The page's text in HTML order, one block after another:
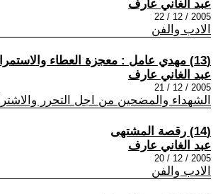
عبد الغاني عارف
2005 / 12 / 22
الادب والفن
(13) مهدي عامل : معجزة العطاء والاستمرارية
عبد الغاني عارف
2005 / 12 / 21
الشهداء والمضحين من اجل التحرر
(14) رقصة المشتهى
عبد الغاني عارف
2005 / 12 / 20
الادب والفن